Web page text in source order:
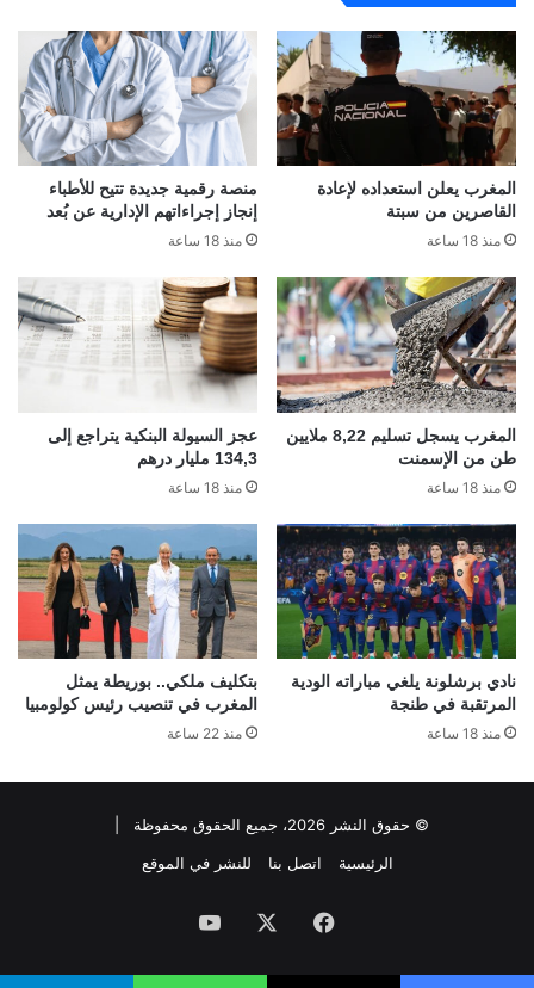
المغرب يعلن استعداده لإعادة
القاصرين من سبتة
منذ 18 ساعة
منصة رقمية جديدة تتيح للأطباء
إنجاز إجراءاتهم الإدارية عن بُعد
منذ 18 ساعة
المغرب يسجل تسليم 8,22 ملايين
طن من الإسمنت
منذ 18 ساعة
عجز السيولة البنكية يتراجع إلى
134,3 مليار درهم
منذ 18 ساعة
نادي برشلونة يلغي مباراته الودية
المرتقبة في طنجة
منذ 18 ساعة
بتكليف ملكي.. بوريطة يمثل
المغرب في تنصيب رئيس كولومبيا
منذ 22 ساعة
© حقوق النشر 2026، جميع الحقوق محفوظة |
الرئيسية
اتصل بنا للنشر في الموقع
فيسبوك